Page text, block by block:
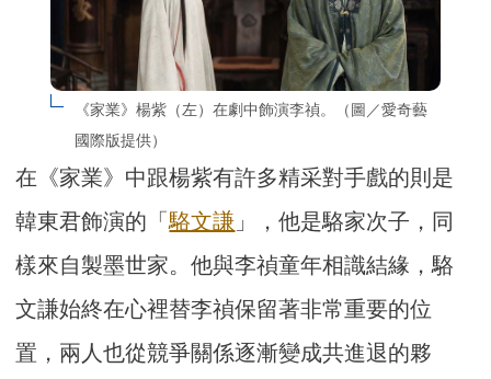
《家業》楊紫（左）在劇中飾演李禎。（圖／愛奇藝
國際版提供）
在《家業》中跟楊紫有許多精采對手戲的則是
韓東君飾演的「駱文謙 」，他是駱家次子，同
樣來自製墨世家。他與李禎童年相識結緣，駱
文謙始終在心裡替李禎保留著非常重要的位
置，兩人也從競爭關係逐漸變成共進退的夥